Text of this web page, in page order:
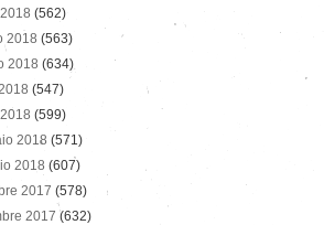
(562)
2018 (563)
2018 (634)
(547)
(599)
2018 (571)
2018 (607)
2017 (578)
2017 (632)